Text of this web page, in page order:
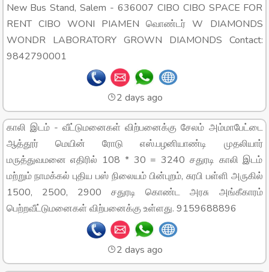
New Bus Stand, Salem - 636007 CIBO CIBO SPACE FOR
RENT CIBO WONI PIAMEN வொண்டர் W DIAMONDS
WONDR LABORATORY GROWN DIAMONDS Contact:
9842790001
2 days ago
காலி இடம் - வீட்டுமனைகள் விற்பனைக்கு சேலம் அம்மாபேட்டை
ஆத்தூர் மெயின் ரோடு எஸ்.பழனியாண்டி முதலியார்
மருத்துவமனை எதிரில் 108 * 30 = 3240 சதுரடி காலி இடம்
மற்றும் நாமக்கல் புதிய பஸ் நிலையம் பின்புறம், சுரபி பள்ளி அருகில்
1500, 2500, 2900 சதுரடி கொண்ட அரசு அங்கீகாரம்
பெற்றவீட்டுமனைகள் விற்பனைக்கு உள்ளது. 9159688896
2 days ago